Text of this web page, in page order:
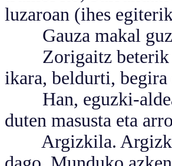
luzaroan (ihes
Gauza makal
Zorigaitz beterik
ikara, beldurti, begira
Han, eguzki-
duten masusta eta
Argizkila. Argizkila